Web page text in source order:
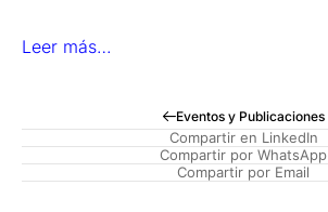
Eventos y Publicaciones
Compartir en LinkedIn
Compartir por WhatsApp
Compartir por Email
Leer más…